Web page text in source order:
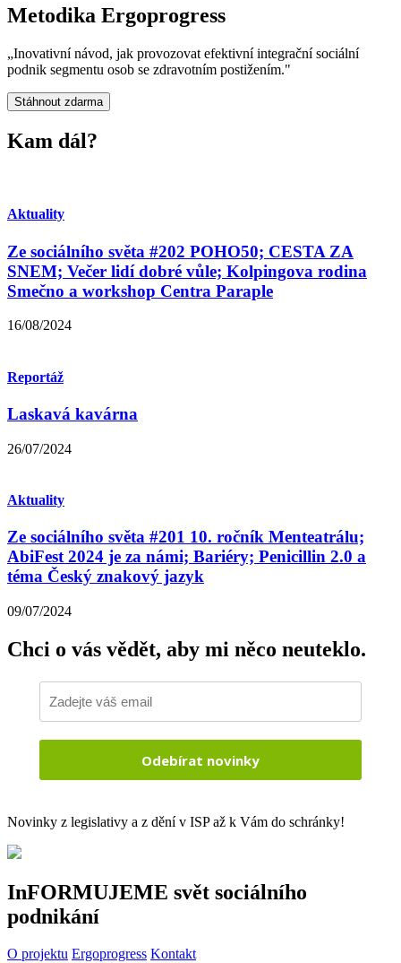
Metodika Ergoprogress
„Inovativní návod, jak provozovat efektivní integrační sociální
podnik segmentu osob se zdravotním postižením."
Stáhnout zdarma
Kam dál?
Aktuality
Ze sociálního světa #202 POHO50; CESTA ZA
SNEM; Večer lidí dobré vůle; Kolpingova rodina
Smečno a workshop Centra Paraple
16/08/2024
Reportáž
Laskavá kavárna
26/07/2024
Aktuality
Ze sociálního světa #201 10. ročník Menteatrálu;
AbiFest 2024 je za námi; Bariéry; Penicillin 2.0 a
téma Český znakový jazyk
09/07/2024
Chci o vás vědět, aby mi něco neuteklo.
Odebírat novinky
Novinky z legislativy a z dění v ISP až k Vám do schránky!
InFORMUJEME svět sociálního
podnikání
O projektu Ergoprogress Kontakt